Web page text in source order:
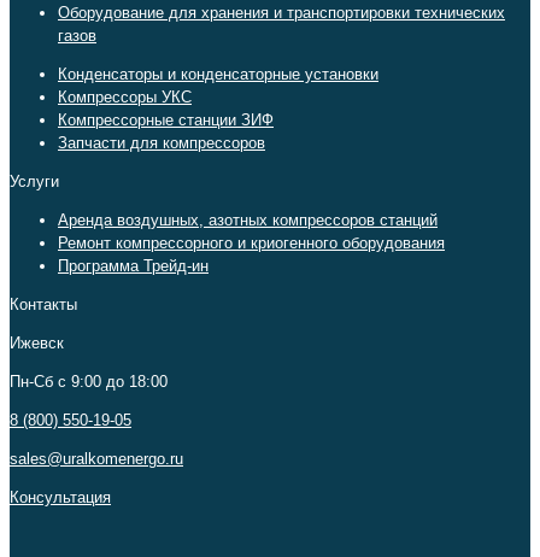
Оборудование для хранения и транспортировки технических
газов
Конденсаторы и конденсаторные установки
Компрессоры УКС
Компрессорные станции ЗИФ
Запчасти для компрессоров
Услуги
Аренда воздушных, азотных компрессоров станций
Ремонт компрессорного и криогенного оборудования
Программа Трейд-ин
Контакты
Ижевск
Пн-Сб c 9:00 до 18:00
8 (800) 550-19-05
sales@uralkomenergo.ru
Консультация